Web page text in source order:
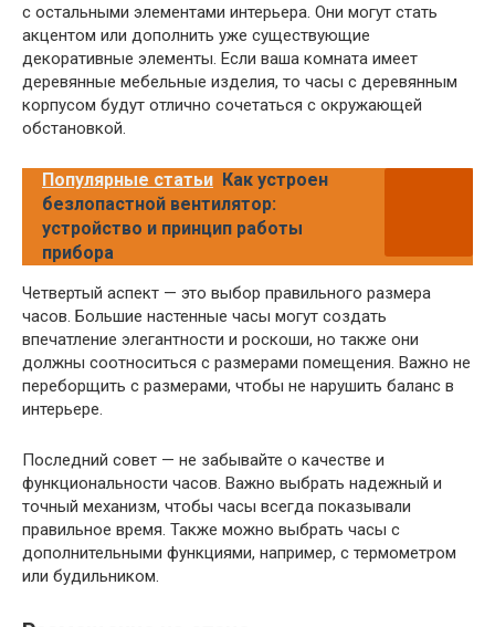
с остальными элементами интерьера. Они могут стать
акцентом или дополнить уже существующие
декоративные элементы. Если ваша комната имеет
деревянные мебельные изделия, то часы с деревянным
корпусом будут отлично сочетаться с окружающей
обстановкой.
Популярные статьи Как устроен
безлопастной вентилятор:
устройство и принцип работы
прибора
Четвертый аспект — это выбор правильного размера
часов. Большие настенные часы могут создать
впечатление элегантности и роскоши, но также они
должны соотноситься с размерами помещения. Важно не
переборщить с размерами, чтобы не нарушить баланс в
интерьере.
Последний совет — не забывайте о качестве и
функциональности часов. Важно выбрать надежный и
точный механизм, чтобы часы всегда показывали
правильное время. Также можно выбрать часы с
дополнительными функциями, например, с термометром
или будильником.